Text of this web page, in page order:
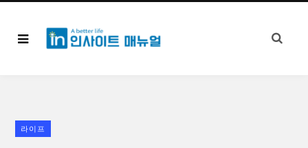
라이프